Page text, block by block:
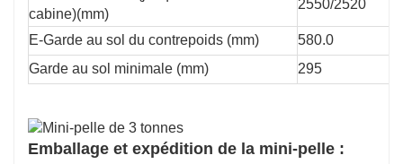
cabine)(mm)
2550/2520
E-Garde au sol du contrepoids (mm)
580.0
Garde au sol minimale (mm)
295
Emballage et expédition de la mini-pelle :